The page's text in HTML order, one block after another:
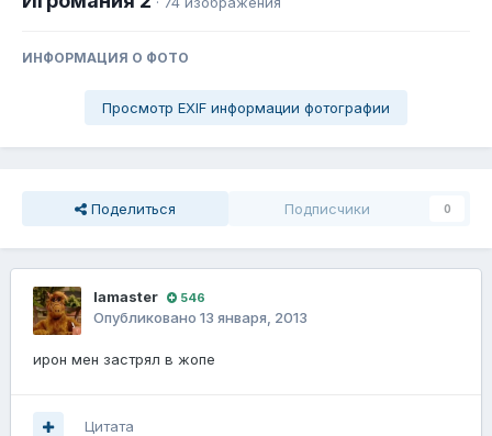
ИНФОРМАЦИЯ О ФОТО
Просмотр EXIF информации фотографии
Поделиться Подписчики 0
lamaster 546
Опубликовано 13 января, 2013
ирон мен застрял в жопе
Цитата